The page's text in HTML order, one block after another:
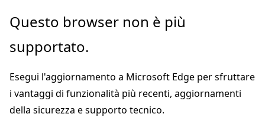
Ignora
passa
contenuto
principale
Questo browser non è più
supportato.
Esegui l'aggiornamento a Microsoft Edge per sfruttare
i vantaggi di funzionalità più recenti, aggiornamenti
della sicurezza e supporto tecnico.